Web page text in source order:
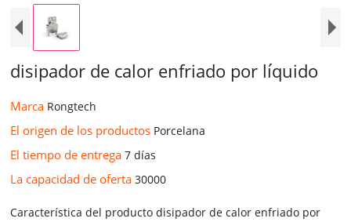
disipador de calor enfriado por líquido
Marca Rongtech
El origen de los productos Porcelana
El tiempo de entrega7 días
La capacidad de oferta30000
Característica del producto disipador de calor enfriado por